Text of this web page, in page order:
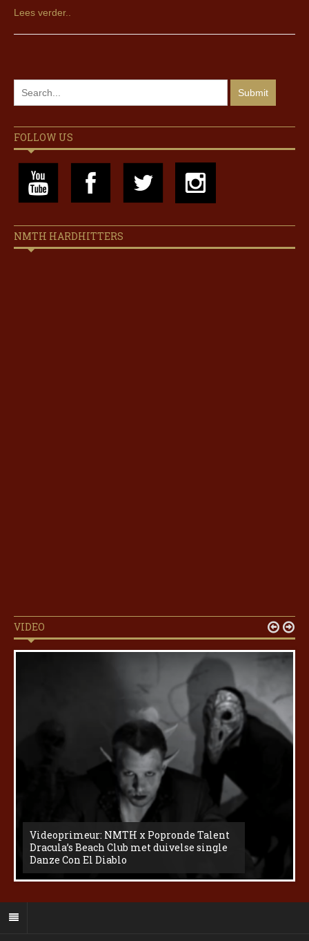
Lees verder..
FOLLOW US
NMTH HARDHITTERS
VIDEO
Videoprimeur: NMTH x Popronde Talent
Dracula’s Beach Club met duivelse single
Danze Con El Diablo
 